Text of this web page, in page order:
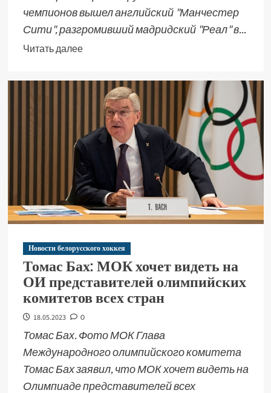
чемпионов вышел английский "Манчестер
Сити", разгромивший мадридский "Реал" в...
Читать далее
Новости белорусского хоккея
Томас Бах: МОК хочет видеть на
ОИ представителей олимпийских
комитетов всех стран
18.05.2023 0
Томас Бах. Фото МОК Глава
Международного олимпийского комитета
Томас Бах заявил, что МОК хочет видеть на
Олимпиаде представителей всех